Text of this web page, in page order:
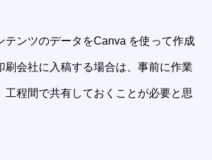
テンツのデータをCanva を使って作成
刷会社に入稿する場合は、事前に作業
工程間で共有しておくことが必要と思